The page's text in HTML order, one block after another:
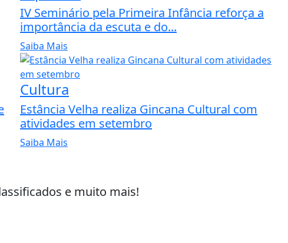
IV Seminário pela Primeira Infância reforça a
importância da escuta e do...
Saiba Mais
Cultura
Estância Velha realiza Gincana Cultural com
atividades em setembro
Saiba Mais
e muito mais!